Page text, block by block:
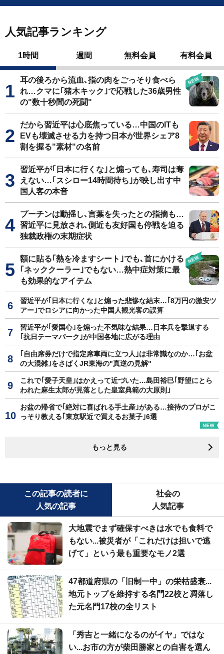
人気記事ランキング
1時間 週間 無料会員 有料会員
耳の後ろから流血､指の肉をごっそり食べら
れ…クマに｢猪木キック｣で応戦した36歳男性
の"数十秒間の死闘"
だから習近平は心底焦っている…中国のITも
EVも壊滅させる力を持つ日本が世界シェア8
割を握る"素材"の名前
習近平が｢日本に行くな｣と煽っても､寿司は奪
えない…｢スシロー14時間待ち｣が映し出す中
国人客の本音
プーチンは動揺し､言葉を失ったとの指摘も…
習近平に見放され､側近も友好国も停戦を迫る
独裁政権の末期症状
額に貼る｢熱を冷ますシート｣でも､首にかける
｢ネッククーラー｣でもない…熱中症対策に最
も効果的なアイテム
習近平が｢日本に行くな｣と煽った悲惨な結末…｢8万円の激安ツ
アー｣でロシアに向かった中国人観光客の誤算
習近平が｢愛国心｣を煽った不気味な結果…日本兵を撃退する
｢抗日テーマパーク｣が中国各地に広がる理由
｢自由席券だけで指定席車両に立つ人｣は非常識なのか…｢お盆
の大混雑｣をさばくJR東海の"真逆の見解"
これで｢愛子天皇｣はかえって近づいた…島田裕巳｢野望にとら
われた麻生太郎が見落とした皇室典範の大原則｣
お盆の帰省で｢絶対に喜ばれる手土産｣がある…接待のプロがこ
っそり教える｢東京駅近で買えるお菓子｣6選
もっと見る
この記事の読者に
人気の記事
社会の
人気記事
大地震でまず確保すべきは水でも食料で
もない...被災者が「これだけは担いで逃
げて」という最も重要なモノ2選
47都道府県の「旧制一中」の栄枯盛衰...
地元トップを維持する名門22校と凋落し
た元名門17校の全リスト
「秀吉と一緒になるのがイヤ」ではな
い...お市の方が柴田勝家との自害を選ん